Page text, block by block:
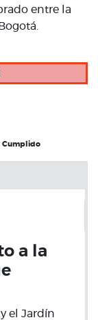
entre la
Cumplido
a la
el Jardín